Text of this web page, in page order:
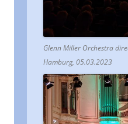
Glenn Miller Orchestra
Hamburg, 05.03.2023